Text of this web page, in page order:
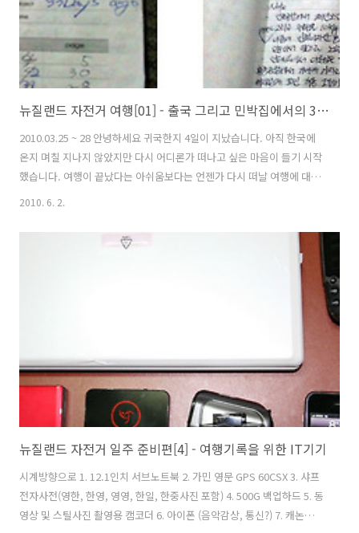
뉴질랜드 자전거 여행[01] - 출국 그리고 민박집에서의 3일(부제:욕심은 금물)
2010.03.25 ~ 28 안녕하세요 귀국한지 4일이 지났습니다. 아직 한국에
온지 며칠 지나지 않았지만 다시 어디론가 떠나고 싶은 마음이 들기 시작
했습니다. 여행이 끝났다는 아쉬움보다는 언젠가 다시 떠날 여행에 대한
설레임으로 벌서부터 마음이 뛰고 있습니다. 출발할때 계획했던 전구간
스럽게 무릎에 이상이 생겨 상당기간동안 버스로 이동을 했습니다. 뉴질
랜드 자전거 일주를 성공이냐 실패냐를 따지기 아전에 저는 뉴질랜드에
서 자전거로 여행을 했다는 것에 더 큰 의의를 두고 싶습니다. 또 마지막
이 아닌 다음 여행에 대한 희망을 얻었다고도 생각합니다. 앞으로 쓰게될
여행기는 제가 뉴질랜드에 있는동안 썼던 일기와 기억을 바탕으로 진행
2010. 6. 2.
뉴질랜드 자전거 일주 준비편[4] - 여행기록을 위한 IT기기
시계방향으로 1. 12.1인치 서브노트북 2. 가민 영문 GPS 60CSX 3. 샤프
전자사전(영한, 한영, 영영, 한일, 한중사진 포함) 4. 500G 백업하드 5. 동
영상 및 스틸사진 촬영용 캠코더 6. 아이폰 (음악감상, 통신?) 7. 캐논